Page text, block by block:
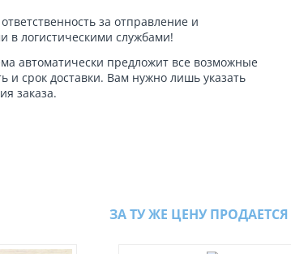
за отправление и
в логистическими службами!
автоматически предложит все возможные
и срок доставки. Вам нужно лишь указать
заказа.
ЗА ТУ ЖЕ ЦЕНУ ПРОДАЕТСЯ